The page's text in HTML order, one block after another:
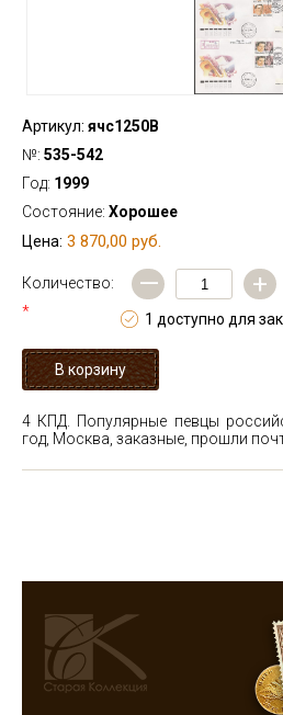
Артикул: ячс1250В
№: 535-542
Год: 1999
Состояние: Хорошее
Цена: 3 870,00 руб.
Количество:
*
— +
1 доступно для
4 КПД. Популярные певцы
год, Москва, заказные, прошли